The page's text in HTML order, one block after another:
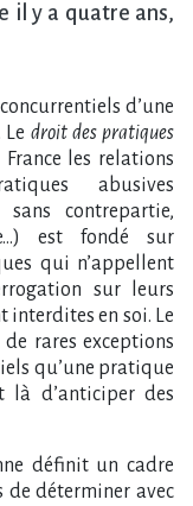
il y a quatre ans,
d’une
droit des pratiques
les relations
abusives
contrepartie,
est fondé sur
qui n’appellent
sur leurs
interdites en soi. Le
rares exceptions
qu’une pratique
d’anticiper des
définit un cadre
de déterminer avec